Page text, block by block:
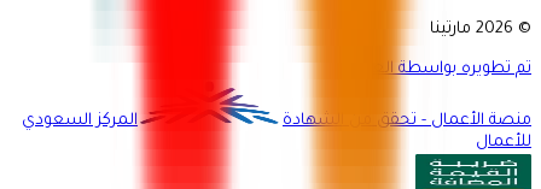
© 2026 مارتينا
تم تطويره بواسطة العميد
منصة الأعمال - تحقق من الشهادة
المركز السعودي
للأعمال